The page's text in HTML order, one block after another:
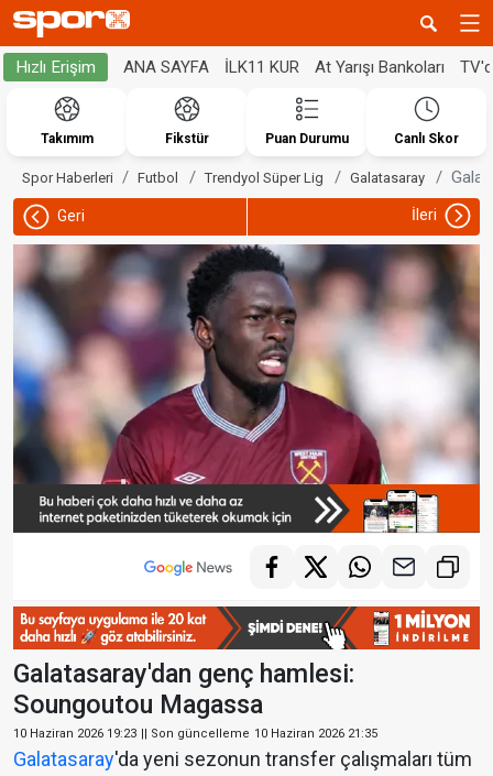
Hızlı Erişim ANA SAYFA İLK11 KUR At Yarışı Bankoları
Takımım Fikstür Puan Durumu Canlı Skor
Spor Haberleri Futbol Trendyol Süper Lig Galatasaray
Geri İleri
Galatasaray'dan genç hamlesi:
Soungoutou Magassa
10 Haziran 2026 19:23 || Son güncelleme 10 Haziran 2026 21:35
Galatasaray'da yeni sezonun transfer çalışmaları tüm